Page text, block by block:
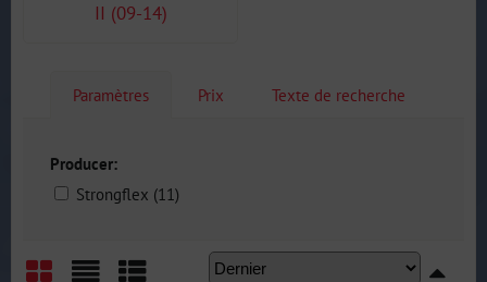
II (09-14)
Paramètres Prix Texte de recherche
Producer:
Strongflex (11)